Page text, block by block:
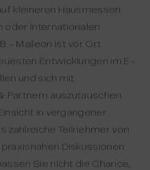
kleineren Hausmessen
oder internationalen
– Maileon ist vor Ort
Entwicklungen im E-
und sich mit
Partnern auszutauschen.
in vergangener
zahlreiche Teilnehmer von
Diskussionen
Sie nicht die Chance,